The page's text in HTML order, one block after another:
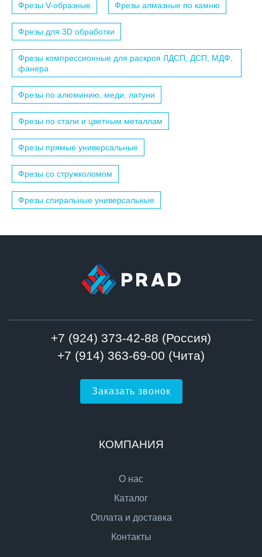
Фрезы V-образные Фрезы алмазные по камню
Фрезы для 3D обработки
Фрезы компрессионные для раскроя ЛДСП, ДСП, МДФ,
фанера
Фрезы по алюминию, меди, латуни
Фрезы по стали и цветным металлам
Фрезы прямые универсальные
Фрезы со стружколомом
Фрезы спиральные универсальные
+7 (924) 373-42-88 (Россия)
+7 (914) 363-69-00 (Чита)
Заказать звонок
КОМПАНИЯ
О нас
Каталог
Оплата и доставка
Контакты